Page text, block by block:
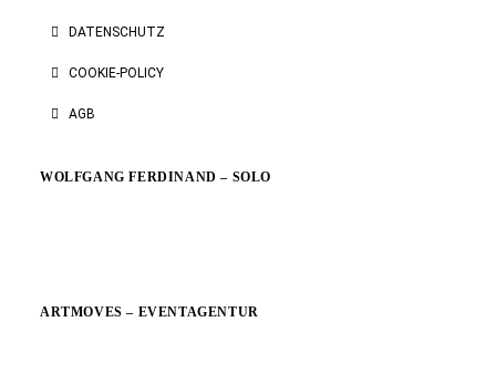
DATENSCHUTZ
COOKIE-POLICY
AGB
WOLFGANG FERDINAND – SOLO
ARTMOVES – EVENTAGENTUR